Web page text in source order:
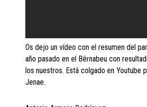
Os dejo un vídeo con el resumen del
año pasado en el Bérnabeu con
los nuestros. Está colgado en Youtube
Jenae.